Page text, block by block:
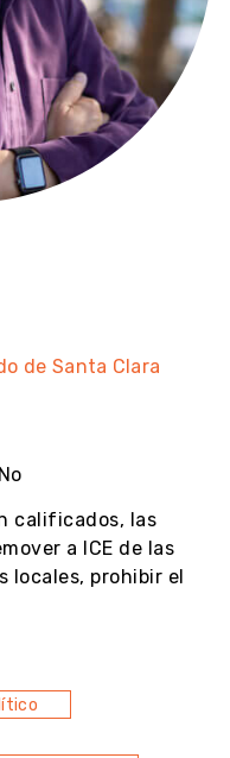
de Santa Clara
calificados, las
a ICE de las
locales, prohibir el